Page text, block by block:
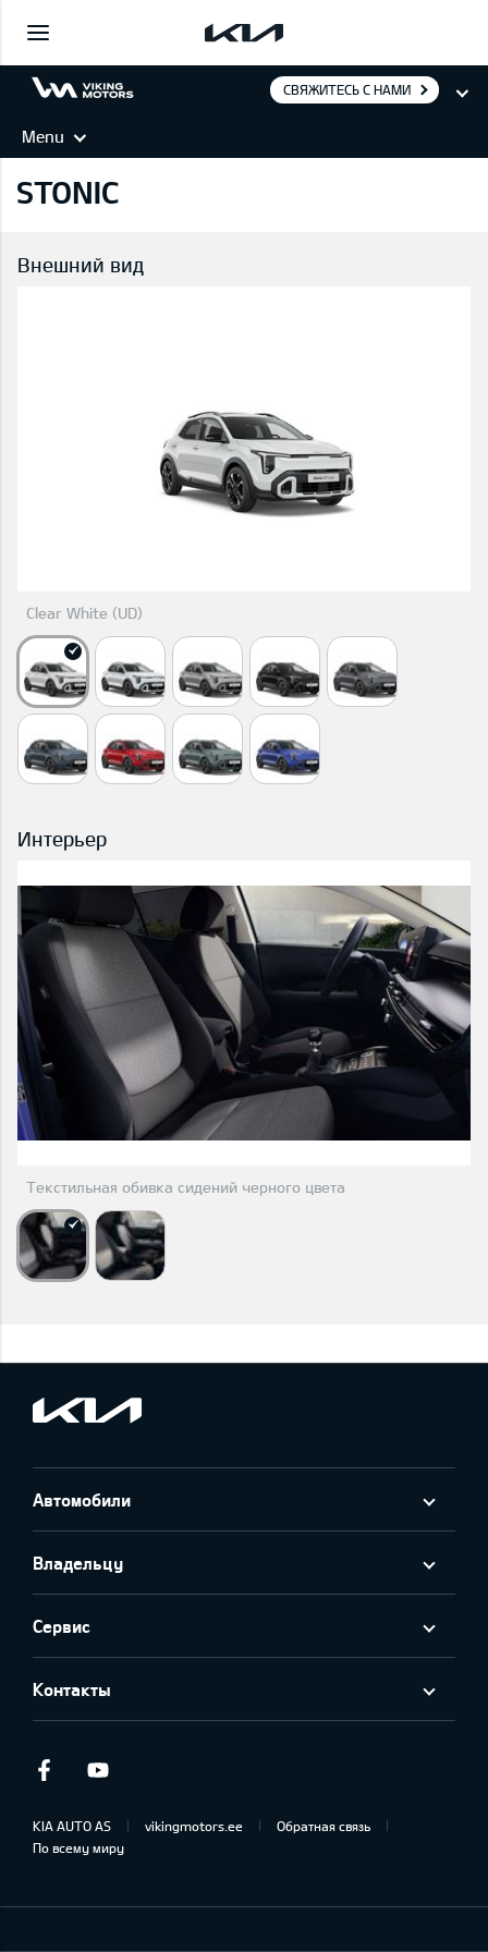
СВЯЖИТЕСЬ С НАМИ
Menu
STONIC
Внешний вид
Clear White (UD)
Интерьер
Текстильная обивка сидений черного цвета
Автомобили
Владельцу
Сервис
Контакты
Facebook
KIA AUTO AS vikingmotors.ee
Обратная связь
По всему миру